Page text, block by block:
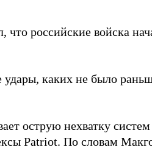
российские войска
удары, каких не было
острую нехватку систем
Patriot. По словам